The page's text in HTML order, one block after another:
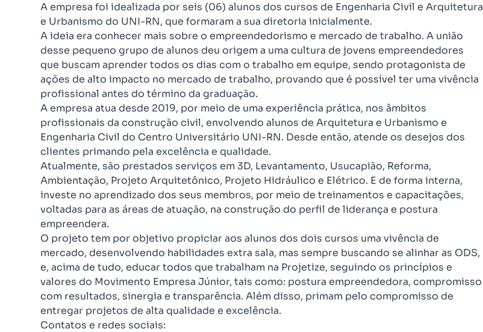
A empresa foi idealizada por seis (06) alunos dos cursos de Engenharia Civil e Arquitetura
e Urbanismo do UNI-RN, que formaram a sua diretoria inicialmente.
A ideia era conhecer mais sobre o empreendedorismo e mercado de trabalho. A união
desse pequeno grupo de alunos deu origem a uma cultura de jovens empreendedores
que buscam aprender todos os dias com o trabalho em equipe, sendo protagonista de
ações de alto impacto no mercado de trabalho, provando que é possível ter uma vivência
profissional antes do término da graduação.
A empresa atua desde 2019, por meio de uma experiência prática, nos âmbitos
profissionais da construção civil, envolvendo alunos de Arquitetura e Urbanismo e
Engenharia Civil do Centro Universitário UNI-RN. Desde então, atende os desejos dos
clientes primando pela excelência e qualidade.
Atualmente, são prestados serviços em 3D, Levantamento, Usucapião, Reforma,
Ambientação, Projeto Arquitetônico, Projeto Hidráulico e Elétrico. E de forma interna,
investe no aprendizado dos seus membros, por meio de treinamentos e capacitações,
voltadas para as áreas de atuação, na construção do perfil de liderança e postura
empreendera.
O projeto tem por objetivo propiciar aos alunos dos dois cursos uma vivência de
mercado, desenvolvendo habilidades extra sala, mas sempre buscando se alinhar as ODS,
e, acima de tudo, educar todos que trabalham na Projetize, seguindo os princípios e
valores do Movimento Empresa Júnior, tais como: postura empreendedora, compromisso
com resultados, sinergia e transparência. Além disso, primam pelo compromisso de
entregar projetos de alta qualidade e excelência.
Contatos e redes sociais: